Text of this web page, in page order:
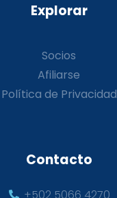
Explorar
Socios
Afiliarse
Política de Privacidad
Contacto
+502 5066 4270